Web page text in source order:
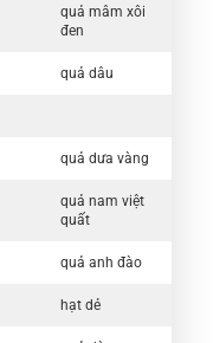
quả mâm xôi
đen
quả dâu
quả dưa vàng
quả nam việt
quất
quả anh đào
hạt dẻ